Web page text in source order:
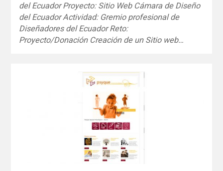
del Ecuador Proyecto: Sitio Web Cámara de Diseño
del Ecuador Actividad: Gremio profesional de
Diseñadores del Ecuador Reto:
Proyecto/Donación Creación de un Sitio web…